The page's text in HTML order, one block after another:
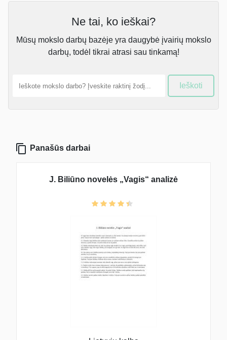
Ne tai, ko ieškai?
Mūsų mokslo darbų bazėje yra daugybė įvairių mokslo
darbų, todėl tikrai atrasi sau tinkamą!
Ieškoti
Panašūs darbai
J. Biliūno novelės „Vagis“ analizė